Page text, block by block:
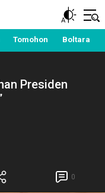
Politik,
Nasional
Tomohon Boltara
Presiden
0